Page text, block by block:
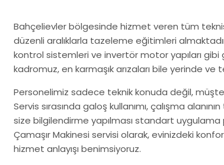
Bahçelievler bölgesinde hizmet veren tüm
düzenli aralıklarla tazeleme eğitimleri
kontrol sistemleri ve invertör motor yapıları
kadromuz, en karmaşık arızaları bile yerinde
Personelimiz sadece teknik konuda değil,
Servis sırasında galoş kullanımı, çalışma
size bilgilendirme yapılması standart
Çamaşır Makinesi servisi olarak, evinizdeki
hizmet anlayışı benimsiyoruz.